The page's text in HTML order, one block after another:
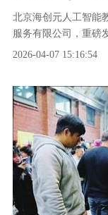
北京海创元人工智能
服务有限公司，重磅
全国OPC轻运营的“
2026-04-07 15:16:54